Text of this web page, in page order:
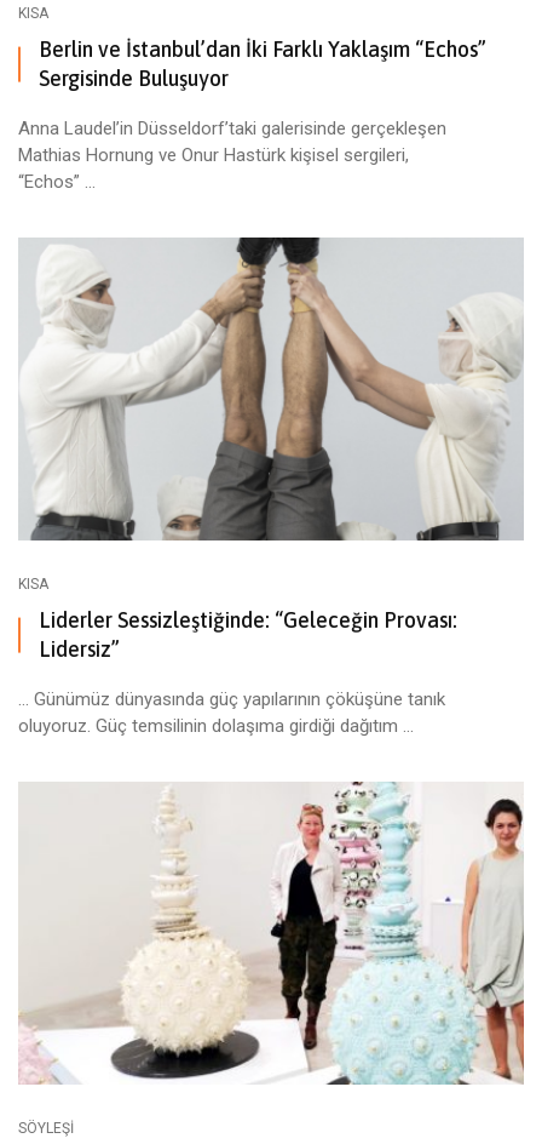
KISA
Berlin ve İstanbul’dan İki Farklı Yaklaşım “Echos”
Sergisinde Buluşuyor
Anna Laudel’in Düsseldorf’taki galerisinde gerçekleşen
Mathias Hornung ve Onur Hastürk kişisel sergileri,
“Echos” ...
KISA
Liderler Sessizleştiğinde: “Geleceğin Provası:
Lidersiz”
… Günümüz dünyasında güç yapılarının çöküşüne tanık
oluyoruz. Güç temsilinin dolaşıma girdiği dağıtım ...
SÖYLEŞI